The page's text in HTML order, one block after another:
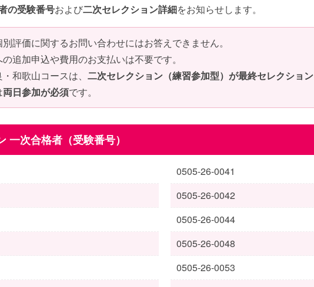
の受験番号および二次セレクション詳細をお知らせします。
評価に関するお問い合わせにはお答えできません。
追加申込や費用のお支払いは不要です。
和歌山コースは、 二次セレクション（練習参加型）が最終セレクション
両日参加が必須です。
一次合格者（受験番号）
0505-26-0041
0505-26-0042
0505-26-0044
0505-26-0048
0505-26-0053